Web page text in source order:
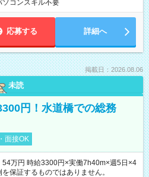
ソコンスキル不要
応募する 詳細へ
掲載日：2026.08.06
未読
円！水道橋での総務
面接OK
万円 時給3300円×実働7h40m×週5日×4
保証するものではありません。